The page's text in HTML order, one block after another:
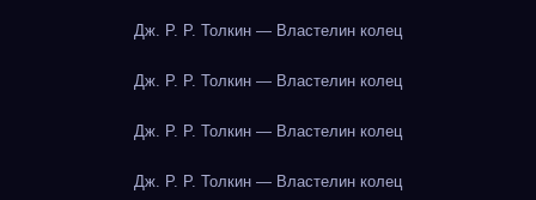
Дж. Р. Р. Толкин — Властелин колец
Дж. Р. Р. Толкин — Властелин колец
Дж. Р. Р. Толкин — Властелин колец
Дж. Р. Р. Толкин — Властелин колец